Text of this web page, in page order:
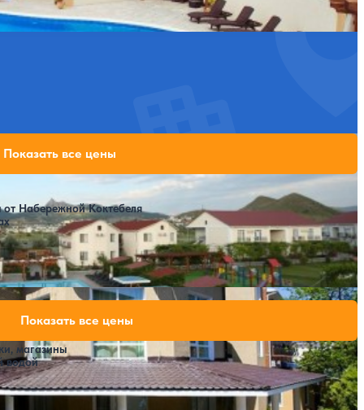
Расстояние до пляжа: 500 метров.
от Набережной Коктебеля
Расстояние до пляжа: 300 метров.
77,000 ₽
за 7 ночей, 2 взрослых
77,000 ₽
за 7 ночей, 2 взрослых
Показать все цены
магазины
водой
14,000 ₽
19,600 ₽
за 7 ночей, 2 взрослых
29,400 ₽
за 7 ночей, 2 взрослых
Показать все цены